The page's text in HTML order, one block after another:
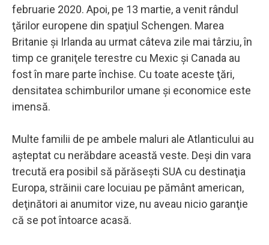
februarie 2020. Apoi, pe 13 martie, a venit rândul
ţărilor europene din spaţiul Schengen. Marea
Britanie şi Irlanda au urmat câteva zile mai târziu, în
timp ce graniţele terestre cu Mexic şi Canada au
fost în mare parte închise. Cu toate aceste ţări,
densitatea schimburilor umane şi economice este
imensă.
Multe familii de pe ambele maluri ale Atlanticului au
aşteptat cu nerăbdare această veste. Deşi din vara
trecută era posibil să părăseşti SUA cu destinaţia
Europa, străinii care locuiau pe pământ american,
deţinători ai anumitor vize, nu aveau nicio garanţie
că se pot întoarce acasă.